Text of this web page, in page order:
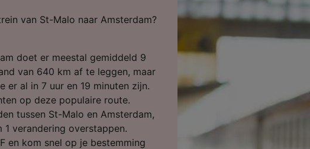
van St-Malo naar Amsterdam?
doet er meestal gemiddeld 9
van 640 km af te leggen, maar
er al in 7 uur en 19 minuten zijn.
op deze populaire route.
tussen St-Malo en Amsterdam,
verandering overstappen.
en kom snel op je bestemming
op browsegegevens. Je gegevens worden niet gebruikt voor
je ons hebt gevraagd om je niet te volgen.
Wij en onze partners verwerken gegevens voor de volgende
Precieze geolocatiegegevens gebruiken. De apparaatkenmerken
scannen ter identificatie. Informatie op een apparaat opslaan en/of
openen. Gepersonaliseerde advertenties en content, advertentie- en
contentmetingen, doelgroepenonderzoek en ontwikkeling van
Partnerlijst (derden)